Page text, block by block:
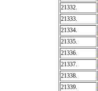
21332.
21333.
21334.
21335.
21336.
21337.
21338.
21339.